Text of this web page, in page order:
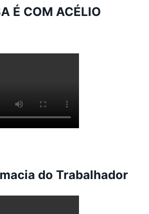
É COM ACÉLIO
do Trabalhador